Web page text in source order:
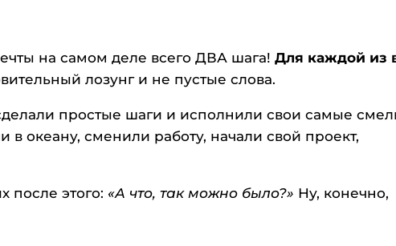
на самом деле всего ДВА шага!Для каждой из
лозунг и не пустые слова.
простые шаги и исполнили свои самые
в океану, сменили работу, начали свой проект,
после этого: «А что, так можно было?» Ну, конечно,